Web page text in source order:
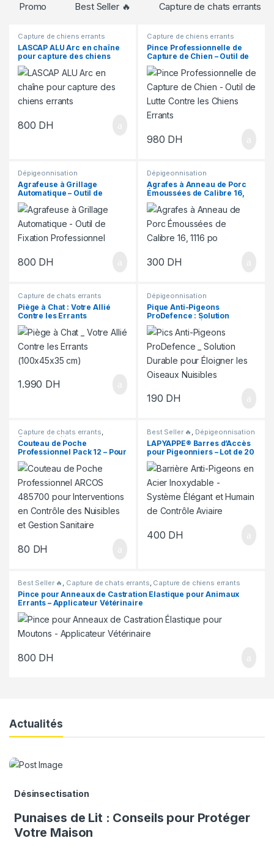
Promo Best Seller 🔥 Capture de chats errants
Capture de chiens errants
LASCAP ALU Arc en chaîne
pour capture des chiens
errants
800 DH
Capture de chiens errants
Pince Professionnelle de
Capture de Chien – Outil de
Lutte Contre les Chiens
Errants
980 DH
Dépigeonnisation
Agrafeuse à Grillage
Automatique – Outil de
Fixation Professionnel
800 DH
Dépigeonnisation
Agrafes à Anneau de Porc
Émoussées de Calibre 16,
11/16 po (Paquet de 2500 U)
300 DH
Capture de chats errants
Piège à Chat : Votre Allié
Contre les Errants
(100x45x35 cm)
1.990 DH
Dépigeonnisation
Pique Anti-Pigeons
ProDefence : Solution
Durable pour Éloigner les
Oiseaux Nuisibles
190 DH
Capture de chats errants,
Capture de chiens errants
Dépigeonnisation,Dératisation
Déreptilisation
Couteau de Poche
Professionnel Pack 12 – Pour
Interventions en Contrôle
des Nuisibles et Gestion
Sanitaire
80 DH
Best Seller 🔥 , Dépigeonnisation
LAPYAPPE® Barres d’Accès
pour Pigeonniers – Lot de 20
400 DH
Best Seller 🔥 , Capture de chats errants, Capture de chiens errants
Pince pour Anneaux de Castration Élastique pour Animaux
Errants – Applicateur Vétérinaire
800 DH
Actualités
Désinsectisation
Punaises de Lit : Conseils pour Protéger
Votre Maison